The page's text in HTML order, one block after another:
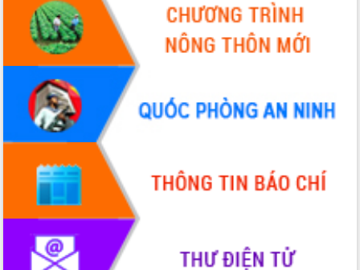
Xã Ea Phê gắn cải cách hành chính với
chuyển đổi số
Phó Chủ tịch Thường trực UBND tỉnh
Hồ Thị Nguyên Thảo làm việc tại Trung
tâm Phục vụ hành chính công xã Ea
Phê
Xây dựng nền hành chính số đồng
hành cùng nông dân dân, doanh nghiệp
Giai đoạn 2026-2030, Đắk Lắk phấn
đấu có 77% xã đạt chuẩn nông thôn
Chuyển đổi số 'mở đường' cho nông
nghiệp Đắk Lắk tăng trưởng bứt phá
Triển khai đồng bộ đo đạc, lập hồ sơ
địa chính, hoàn thiện cơ sở dữ liệu đất